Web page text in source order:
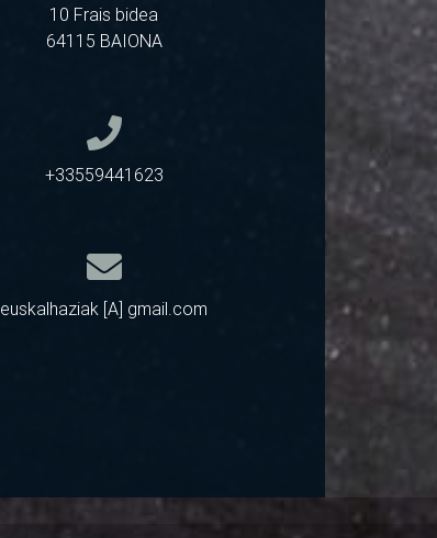
10 Frais bidea
64115 BAIONA
+33559441623
euskalhaziak [A] gmail.com